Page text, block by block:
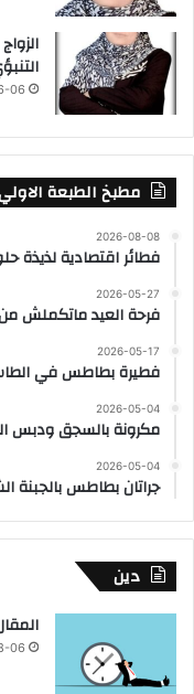
06
مطبخ الطبعة
2026-08-08
فطائر اقتصادية لذيذة
2026-05-27
فرحة العيد ماتكملش من
2026-05-17
فطيرة بطاطس في
2026-05-04
مكرونة بالسجق ودبس
2026-05-04
جراتان بطاطس بالجبنة
دين
المقال رقم 7 من
06